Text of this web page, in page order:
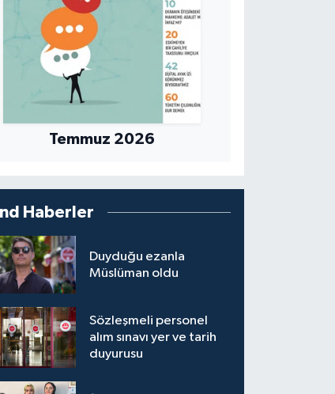
Temmuz 2026
Haberler
Duyduğu ezanla
Müslüman oldu
Sözleşmeli personel
alım sınavı yer ve tarih
duyurusu